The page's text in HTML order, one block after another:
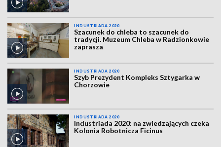
INDUSTRIADA 2020
Szacunek do chleba to szacunek do
tradycji. Muzeum Chleba w Radzionkowie
zaprasza
INDUSTRIADA 2020
Szyb Prezydent Kompleks Sztygarka w
Chorzowie
INDUSTRIADA 2020
Industriada 2020: na zwiedzających czeka
Kolonia Robotnicza Ficinus